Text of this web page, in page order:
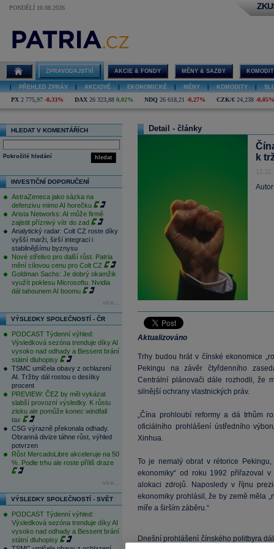
PONDĚLÍ 10.08.2026
ZPRAVODAJSTVÍ AKCIE & FONDY MĚNY & SAZBY
PŘEHLED ZPRÁV AKCIOVÉ EKONOMICKÉ MĚNY KOMODITY
PX 2 775,97 -0,33% DAX 26 323,88 0,02% NDQ 26 618,21 -0,27% CZK/€ 24,238 -0,05%
HLEDAT V KOMENTÁŘÍCH
hledat
Pokročilé hledání
INVESTIČNÍ DOPORUČENÍ
AstraZeneca jako sázka na
defenzivu mimo AI horečku
Arista Networks: AI může firmě
zajistit příznivý vítr do zad
Analytický radar: Colt CZ roste díky
vyšší marži, širší integraci i
stabilnějšímu byznysu
Nové střelivo pro další růst. Patria
mění cílovou cenu pro Colt CZ
Goldman Sachs: Je dobrý okamžik
využít poklesu Microsoftu. Nvidia
dál tahounem AI boomu
více...
VÝSLEDKY SPOLEČNOSTÍ - ČR
PODCAST Týdenní výhled:
Výsledková sezóna trenduje díky AI
vysoko nad odhady a Bessent brání
státní dluhopisy
TSMC umlčela obavy z ochlazení
AI. Tržby dál rostou o desítky
procent
PREVIEW: ČEZ by měl vykázat
slabší provozní výsledky. K růstu
zisku ale pomůže konec windfall
tax
CSG výrazně překonala odhady.
Obranná divize táhne růst, výhled
potvrzen
Růst MercadoLibre akceleruje na 50
%. Podle trhu ale roste příliš draze
více...
VÝSLEDKY SPOLEČNOSTÍ - SVĚT
PODCAST Týdenní výhled:
Výsledková sezóna trenduje díky AI
vysoko nad odhady a Bessent brání
státní dluhopisy
Detail - články
k
Aktualizováno
Trhy budou hrát v čínské ekonomice
Pekingu na závěr čtyřdenního
Centrální plánovači dále rozhodli, že
silnější ochrany vlastnických práv.
„Čína prohloubí reformy a dá trhům
oficiálního prohlášení ústředního
Xinhua.
To je nemalý obrat v rétorice
ekonomiky“ od roku 1992 přiřazoval
alokaci zdrojů. Naposledy v říjnu
ekonomiky prohlásil, že by země měla
míře a širším záběru.“
Dnešní prohlášení čínského politbyra